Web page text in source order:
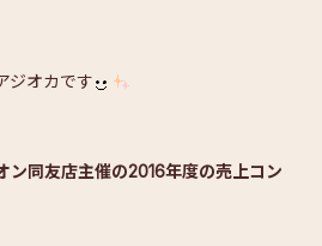
ジオカです
ン同友店主催の2016年度の売上コン